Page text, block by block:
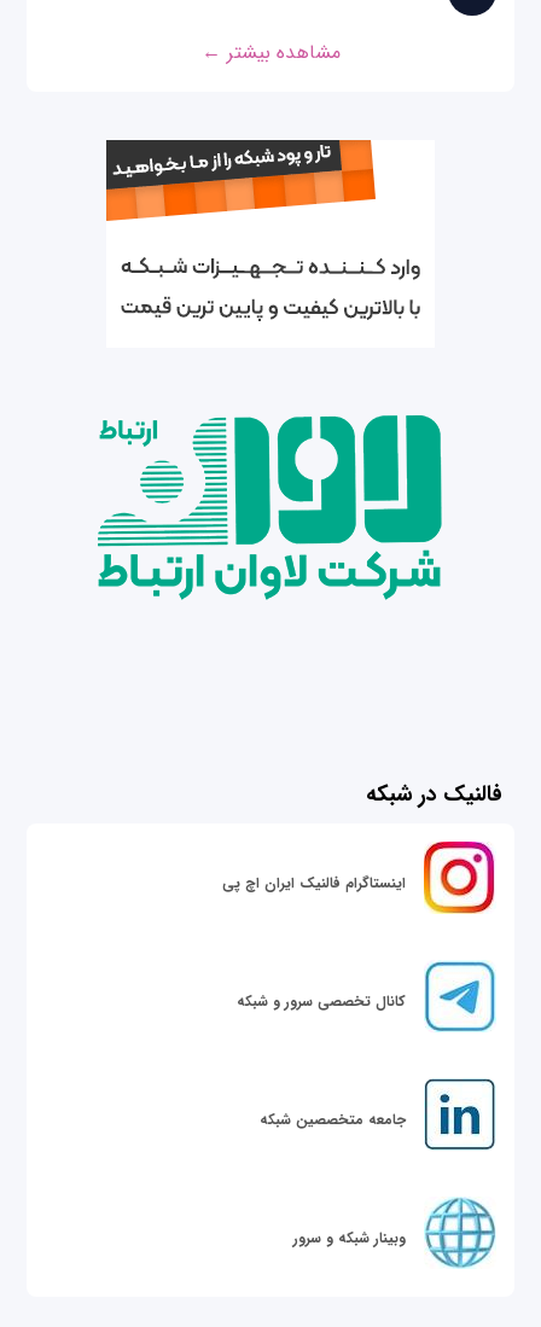
مشاهده بیشتر ←
فالنیک در شبکه
اینستاگرام فالنیک ایران اچ پی
کانال تخصصی سرور و شبکه
جامعه متخصصین شبکه
وبینار شبکه و سرور